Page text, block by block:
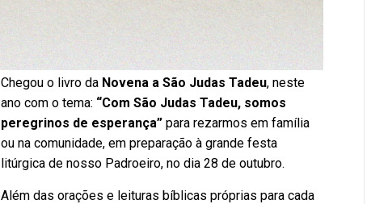
Chegou o livro da Novena a São Judas Tadeu, neste
ano com o tema: “Com São Judas Tadeu, somos
peregrinos de esperança” para rezarmos em família
ou na comunidade, em preparação à grande festa
litúrgica de nosso Padroeiro, no dia 28 de outubro.
Além das orações e leituras bíblicas próprias para cada